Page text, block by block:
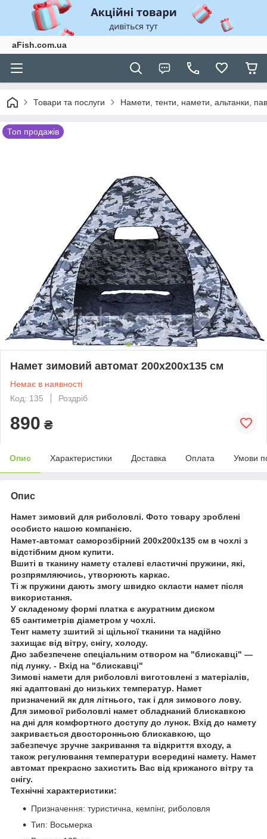
aFish.com.ua
Товари та послуги Намети, тенти, намети, альтанки,
Топ продажів
Намет зимовий автомат 200x200x135 см
Немає в наявності
Код: 135
Роздріб
890 ₴
Опис Характеристики Доставка Оплата Умови
Опис
Намет зимовий для риболовлі. Фото товару зроблені
особисто нашою компанією.
Намет-автомат саморозбірний 200x200x135 см в чохлі з
відстібним дном купити.
Вшиті в тканину намету сталеві еластичні пружини, які,
розпрямляючись, утворюють каркас.
Ті ж пружини дають змогу швидко скласти намет після
використання.
У складеному формі платка є акуратним диском
65 сантиметрів діаметром у чохлі.
Тент намету зшитий зі щільної тканини та надійно
захищає від вітру, снігу, холоду.
Дно забезпечене спеціальним отвором на "блискавці" —
під лунку. - Вхід на "блискавці"
Зимові намети для риболовлі виготовлені з матеріалів,
які адаптовані до низьких температур. Намет
призначений як для літнього, так і для зимового лову.
Для зимової риболовлі намет обладнаний блискавкою
на дні для комфортного доступу до лунок. Вхід до намету
закривається двосторонньою блискавкою, що
забезпечує зручне закривання та відкриття входу, а
також регулювання температури всередині намету. Намет
автомат прекрасно захистить Вас від крижаного вітру та
снігу.
Технічні характеристики:
Призначення: туристична, кемпінг, риболовля
Тип: Восьмерка